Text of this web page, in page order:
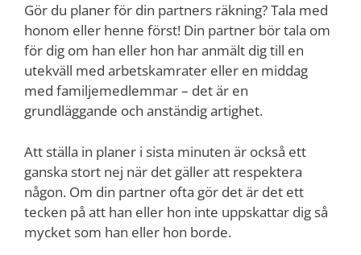
Gör du planer för din partners räkning? Tala med
honom eller henne först! Din partner bör tala om
för dig om han eller hon har anmält dig till en
utekväll med arbetskamrater eller en middag
med familjemedlemmar – det är en
grundläggande och anständig artighet.
Att ställa in planer i sista minuten är också ett
ganska stort nej när det gäller att respektera
någon. Om din partner ofta gör det är det ett
tecken på att han eller hon inte uppskattar dig så
mycket som han eller hon borde.